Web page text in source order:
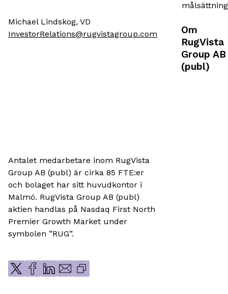
Michael Lindskog, VD
InvestorRelations@rugvistagroup.com
Om
RugVista
Group AB
(publ)
Antalet medarbetare inom RugVista
Group AB (publ) är cirka 85 FTE:er
och bolaget har sitt huvudkontor i
Malmö. RugVista Group AB (publ)
aktien handlas på Nasdaq First North
Premier Growth Market under
symbolen ”RUG”.